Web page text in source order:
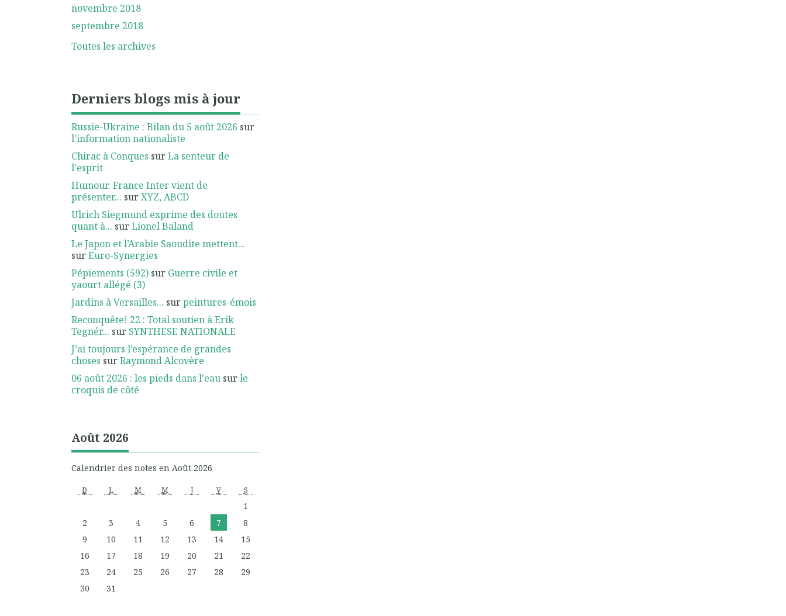
novembre 2018
septembre 2018
Toutes les archives
Derniers blogs mis à jour
Russie-Ukraine : Bilan du 5 août 2026 sur
l'information nationaliste
Chirac à Conques surLa senteur de
l'esprit
Humour. France Inter vient de
présenter... surXYZ, ABCD
Ulrich Siegmund exprime des doutes
quant à... surLionel Baland
Le Japon et l’Arabie Saoudite mettent...
surEuro-Synergies
Pépiements (592) sur Guerre civile et
yaourt allégé (3)
Jardins à Versailles... surpeintures-émois
Reconquête! 22 : Total soutien à Erik
Tegnér... sur SYNTHESE NATIONALE
J’ai toujours l’espérance de grandes
choses surRaymond Alcovère
06 août 2026 : les pieds dans l'eau surle
croquis de côté
Août 2026
Calendrier des notes en Août 2026
D L M M J V S
1
2
3 4 5 6 7
8
9
10 11 12 13 14
15
16
17 18 19 20 21
22
23
24 25 26 27 28
29
30
31